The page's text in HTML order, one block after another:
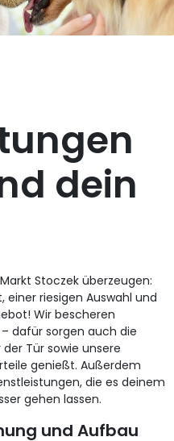
dein
Stoczek überzeugen:
einer riesigen Auswahl und
Wir bescheren
dafür sorgen auch die
Tür sowie unsere
genießt. Außerdem
die es deinem
gehen lassen.
und Aufbau